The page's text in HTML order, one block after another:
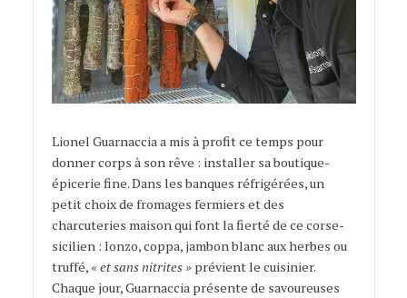
Lionel Guarnaccia a mis à profit ce temps pour
donner corps à son rêve : installer sa boutique-
épicerie fine. Dans les banques réfrigérées, un
petit choix de fromages fermiers et des
charcuteries maison qui font la fierté de ce corse-
sicilien : lonzo, coppa, jambon blanc aux herbes ou
truffé, « et sans nitrites »prévient le cuisinier.
Chaque jour, Guarnaccia présente de savoureuses